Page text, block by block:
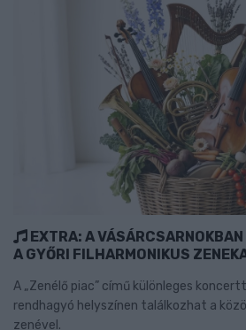
EXTRA: A
A GYŐRI FILHARMONIKUS
A „Zenélő piac” című különleges
rendhagyó helyszínen találkozhat a
zenével.